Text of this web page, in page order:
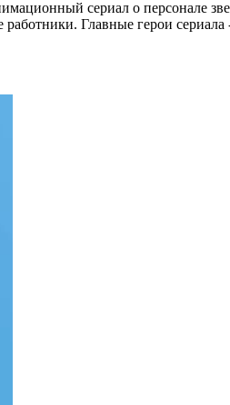
сериал о персонале
Главные герои